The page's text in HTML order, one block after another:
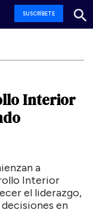
SUSCRÍBETE
Interior
a
Interior
el liderazgo,
en